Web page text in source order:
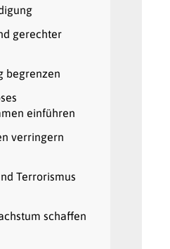
gerechter
begrenzen
einführen
verringern
Terrorismus
schaffen